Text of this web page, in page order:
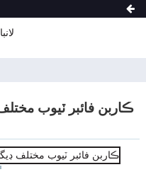
ڪاربن فائبر ٽيوب